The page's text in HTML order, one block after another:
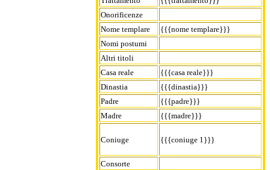
Onorificenze
Nome templare
{{{nome templare}}}
Nomi postumi
Altri titoli
Casa reale
{{{casa reale}}}
Dinastia
{{{dinastia}}}
Padre
{{{padre}}}
Madre
{{{madre}}}
Coniuge {{{coniuge 1}}}
Consorte